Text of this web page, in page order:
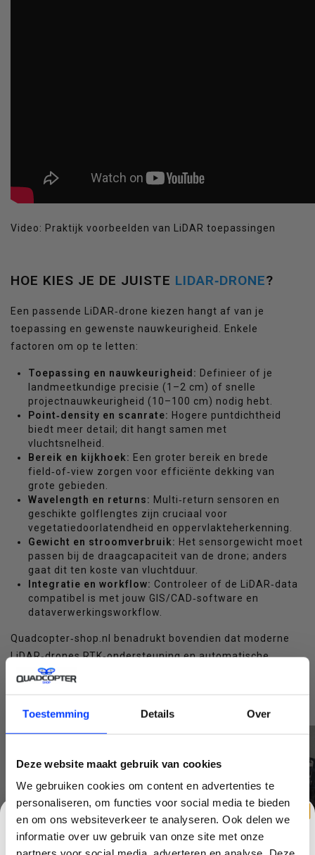
Toestemming Details Over
Deze website maakt gebruik van cookies
We gebruiken cookies om content en advertenties te
personaliseren, om functies voor social media te bieden
en om ons websiteverkeer te analyseren. Ook delen we
informatie over uw gebruik van onze site met onze
Video: Praktijk voorbeelden van LiDAR toepassingen
HOE KIES JE DE JUISTE LIDAR‑DRONE?
Een passende LiDAR‑drone kiezen hangt af van je
toepassing en gewenste nauwkeurigheid. Enkele
factoren om op te letten:
Toepassing en nauwkeurigheid: Definieer of je
landmeetkundige precisie (1–2 cm) of snelle
projectnauwkeurigheid (10–100 cm) nodig hebt.
Point‑density en scanrate: Hogere puntdichtheid
biedt meer detail; dit hangt samen met
vluchtsnelheid.
Bereik en kijkhoek: Een groter bereik en brede
field‑of‑view zorgen voor efficiënte dekking van
grote gebieden.
Wavelength en returns: Multi‑return sensoren en
geschikte golflengtes zijn cruciaal voor
vegetatiedoorlatendheid en oppervlakteherkenning.
Gewicht en stroomverbruik: Het sensorgewicht moet
passen bij de draagcapaciteit van de drone; anders
gaat dit ten koste van vluchtduur.
Integratie en workflow: Controleer of de LiDAR‑data
compatibel is met jouw GIS/CAD‑software en
dataverwerkingsworkflow.
Quadcopter‑shop.nl benadrukt bovendien dat moderne
LiDAR‑drones RTK‑ondersteuning en automatische
vluchtroutes hebben voor consistente dataverzameling.
of Global Mapper die LiDAR‑data efficiënt verwerken.